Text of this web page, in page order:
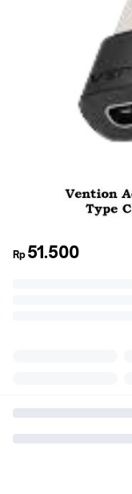
Rp 51.500